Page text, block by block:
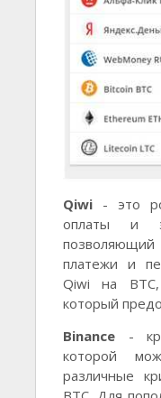
Qiwi - это
оплаты и
платежи и
Qiwi на
который
Binance -
которой
различные